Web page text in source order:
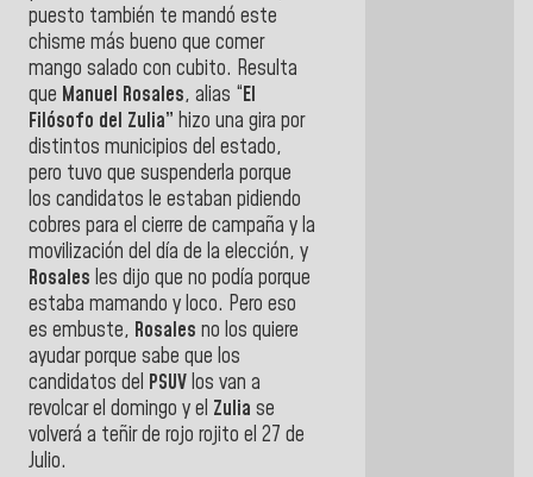
puesto también te mandó este
chisme más bueno que comer
mango salado con cubito. Resulta
que Manuel Rosales, alias “El
Filósofo del Zulia” hizo una gira por
distintos municipios del estado,
pero tuvo que suspenderla porque
los candidatos le estaban pidiendo
cobres para el cierre de campaña y la
movilización del día de la elección, y
Rosales les dijo que no podía porque
estaba mamando y loco. Pero eso
es embuste, Rosales no los quiere
ayudar porque sabe que los
candidatos del PSUVlos van a
revolcar el domingo y el Zulia se
volverá a teñir de rojo rojito el 27 de
Julio.